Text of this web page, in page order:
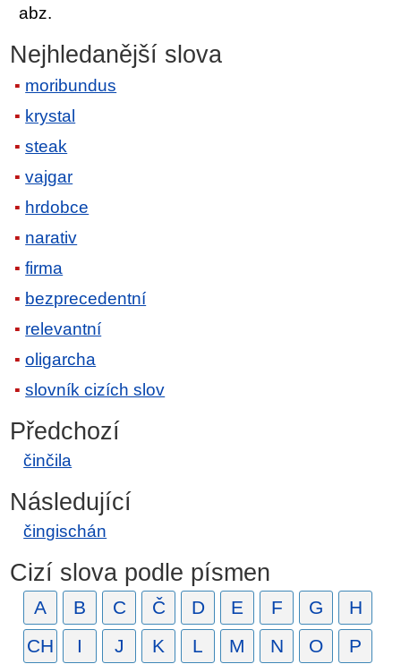
abz.
Nejhledanější slova
moribundus
krystal
steak
vajgar
hrdobce
narativ
firma
bezprecedentní
relevantní
oligarcha
slovník cizích slov
Předchozí
činčila
Následující
čingischán
Cizí slova podle písmen
A B C Č D E F G
H
CH
I J K L M N O P